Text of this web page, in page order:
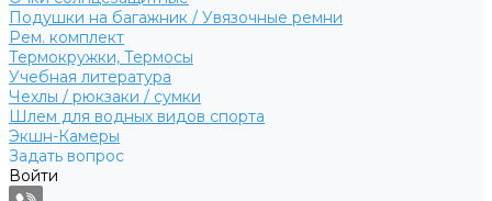
Подушки на багажник / Увязочные ремни
Рем. комплект
Термокружки, Термосы
Учебная литература
Чехлы / рюкзаки / сумки
Шлем для водных видов спорта
Экшн-Камеры
Задать вопрос
Войти